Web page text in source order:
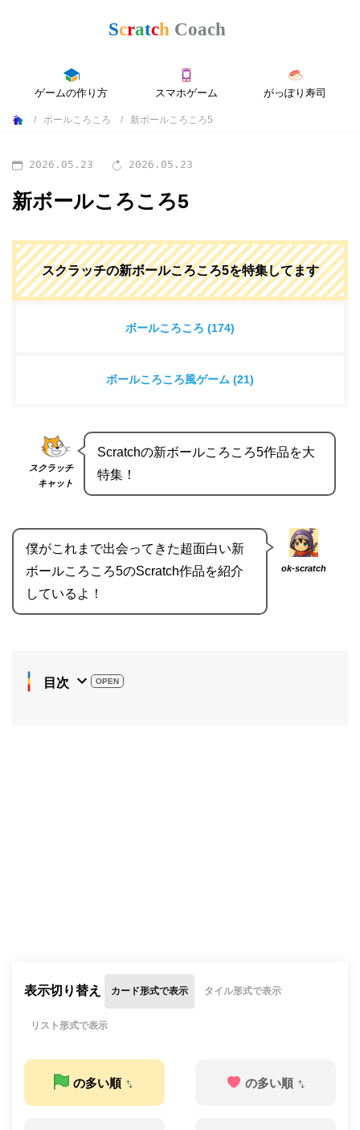
ゲームの作り方 スマホゲーム がっぽり寿司
ボールころころ 新ボールころころ5
2026.05.23 2026.05.23
新ボールころころ5
スクラッチの新ボールころころ5を特集してます
ボールころころ (174)
ボールころころ風ゲーム (21)
スクラッチ
キャット
Scratchの新ボールころころ5作品を大
特集！
ok-scratch
僕がこれまで出会ってきた超面白い新
ボールころころ5のScratch作品を紹介
しているよ！
目次
表示切り替え カード形式で表示 タイル形式で表示
リスト形式で表示
の多い順 の多い順